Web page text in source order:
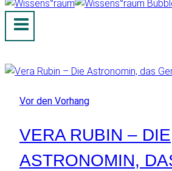
Vor den Vorhang
VERA RUBIN – DIE
ASTRONOMIN,